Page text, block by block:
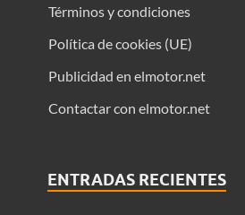
Términos y condiciones
Política de cookies (UE)
Publicidad en elmotor.net
Contactar con elmotor.net
ENTRADAS RECIENTES